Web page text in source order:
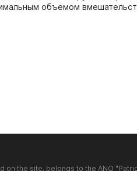
объемом
on the site, belongs to the ANO